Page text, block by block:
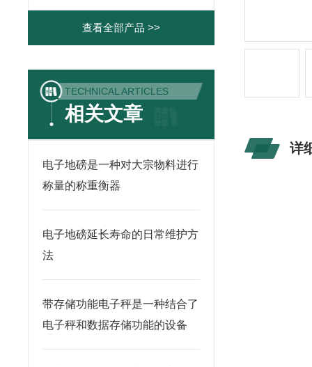
查看全部产品 >>
TECHNICAL ARTICLES
相关文章
电子地磅是一种对大宗物料进行
称量的称重衡器
电子地磅延长寿命的日常维护方
法
带存储功能电子秤是一种结合了
电子秤和数据存储功能的设备
详